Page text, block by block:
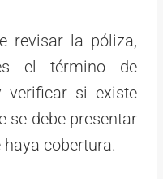
revisar la póliza,
el término de
verificar si existe
se debe presentar
cobertura.